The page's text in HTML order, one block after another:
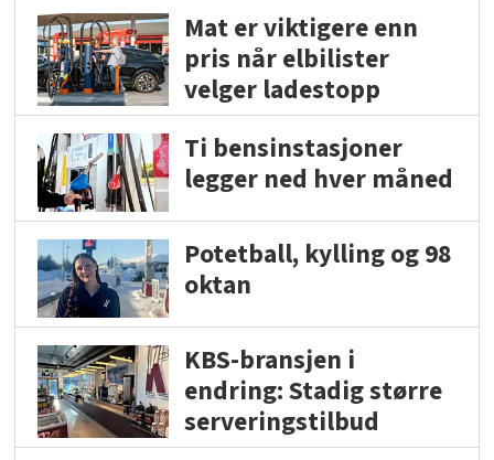
Mat er viktigere enn
pris når elbilister
velger ladestopp
Ti bensinstasjoner
legger ned hver måned
Potetball, kylling og 98
oktan
KBS-bransjen i
endring: Stadig større
serveringstilbud